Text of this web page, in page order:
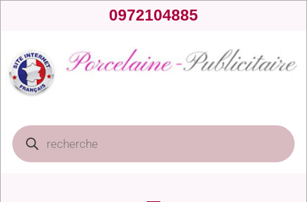
0972104885
Recherche
de
produits